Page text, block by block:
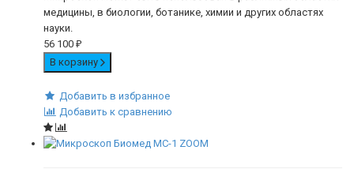
медицины, в биологии, ботанике, химии и других областях
науки.
56 100 ₽
В корзину
Добавить в избранное
Добавить к сравнению